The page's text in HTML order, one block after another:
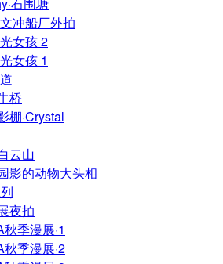
石围塘
冲船厂外拍
女孩 2
女孩 1
桥
棚·Crystal
云山
影的动物大头相
夜拍
季漫展·1
秋季漫展·2